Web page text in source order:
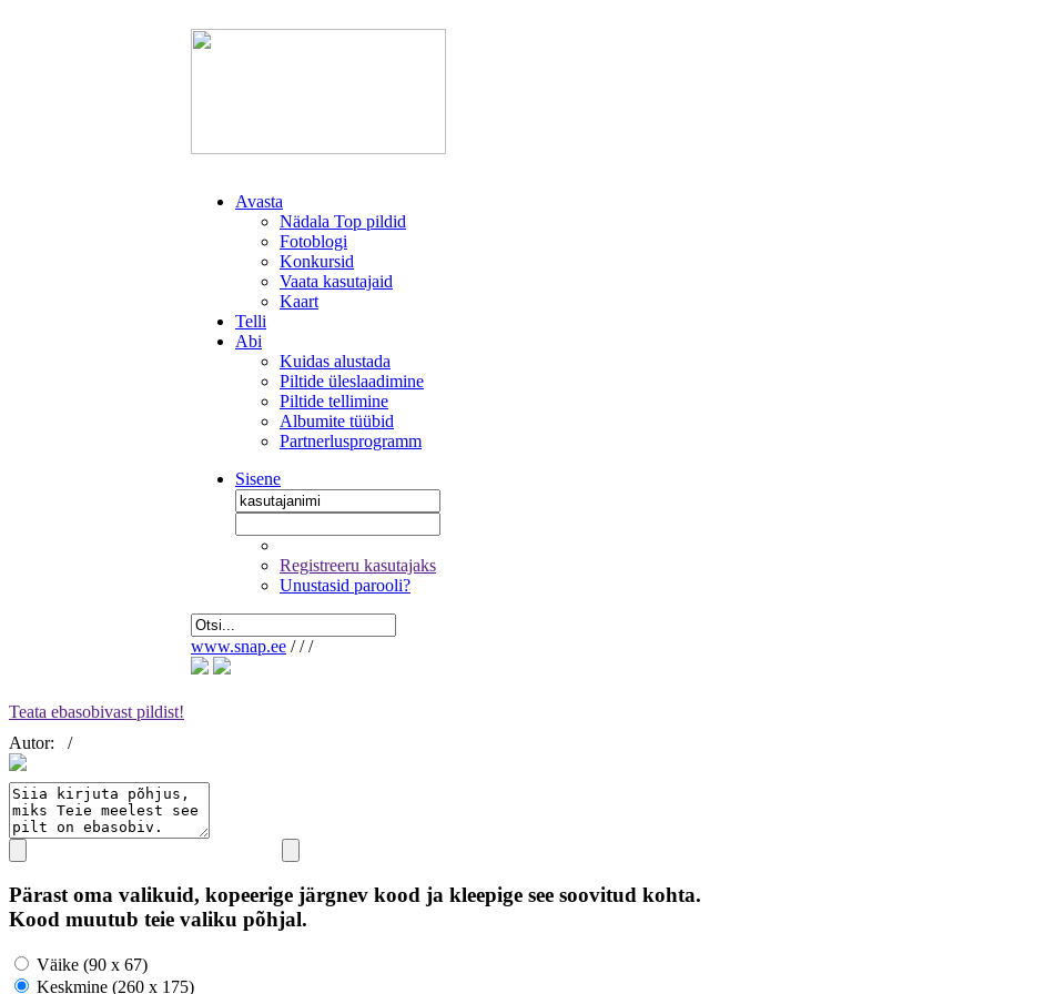
Avasta
Nädala Top pildid
Fotoblogi
Konkursid
Vaata kasutajaid
Kaart
Telli
Abi
Kuidas alustada
Piltide üleslaadimine
Piltide tellimine
Albumite tüübid
Partnerlusprogramm
Sisene
Registreeru kasutajaks
Unustasid parooli?
www.snap.ee / / /
Teata ebasobivast pildist!
Autor:
/
Pärast oma valikuid, kopeerige järgnev kood ja kleepige see soovitud kohta.
Kood muutub teie valiku põhjal.
Väike (90 x 67)
Keskmine (260 x 175)